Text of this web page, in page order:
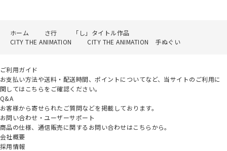
ホーム さ行
「し」タイトル作品
CITY THE ANIMATION
CITY THE ANIMATION 手ぬぐい
ご利用ガイド
お支払い方法や送料・配送時間、ポイントについてなど、当サイトのご利用に
関してはこちらをご確認ください。
Q&A
お客様から寄せられたご質問などを掲載しております。
お問い合わせ・ユーザーサポート
商品の仕様、通信販売に関するお問い合わせはこちらから。
会社概要
採用情報